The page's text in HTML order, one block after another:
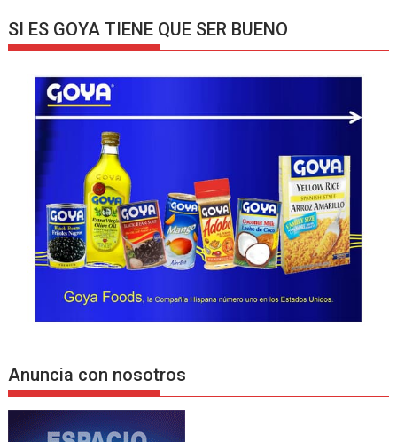
SI ES GOYA TIENE QUE SER BUENO
Anuncia con nosotros